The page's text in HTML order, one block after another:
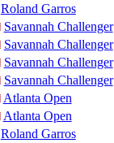
Roland Garros
Savannah Challenger
Savannah Challenger
Savannah Challenger
Savannah Challenger
Atlanta Open
Atlanta Open
Roland Garros